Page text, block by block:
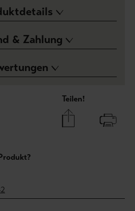
& Zahlung
Teilen!